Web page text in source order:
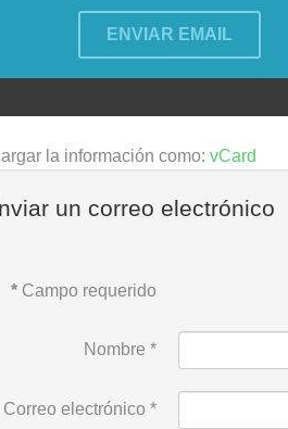
ENVIAR EMAIL
la información como: vCard
un correo electrónico
* Campo requerido
Nombre *
Correo electrónico *